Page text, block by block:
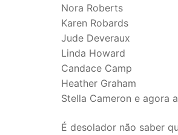
Nora Roberts
Karen Robards
Jude Deveraux
Linda Howard
Candace Camp
Heather Graham
Stella Cameron e agora
É desolador não saber